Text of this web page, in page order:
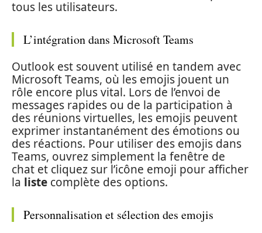
tous les utilisateurs.
L’intégration dans Microsoft Teams
Outlook est souvent utilisé en tandem avec
Microsoft Teams, où les emojis jouent un
rôle encore plus vital. Lors de l’envoi de
messages rapides ou de la participation à
des réunions virtuelles, les emojis peuvent
exprimer instantanément des émotions ou
des réactions. Pour utiliser des emojis dans
Teams, ouvrez simplement la fenêtre de
chat et cliquez sur l’icône emoji pour afficher
la liste complète des options.
Personnalisation et sélection des emojis